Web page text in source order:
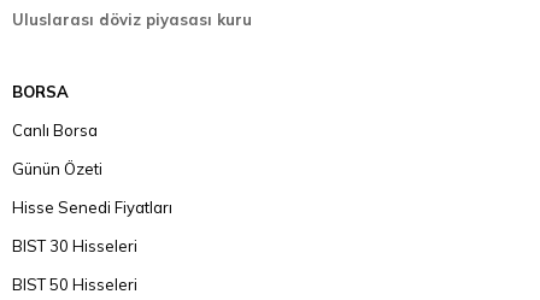
Uluslarası döviz piyasası kuru
BORSA
Canlı Borsa
Günün Özeti
Hisse Senedi Fiyatları
BIST 30 Hisseleri
BIST 50 Hisseleri